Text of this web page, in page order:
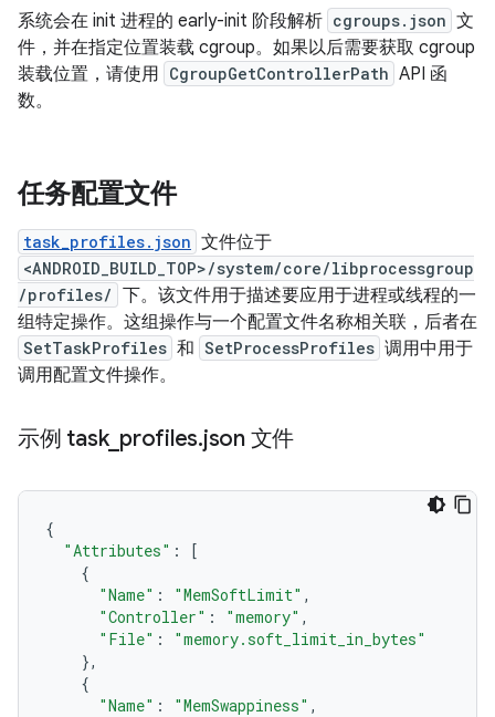
系统会在 init 进程的 early-init 阶段解析 cgroups.json 文
件，并在指定位置装载 cgroup。如果以后需要获取 cgroup
装载位置，请使用 CgroupGetControllerPath API 函
数。
任务配置文件
task_profiles.json 文件位于
<ANDROID_BUILD_TOP>/system/core/libprocessgroup
/profiles/ 下。该文件用于描述要应用于进程或线程的一
组特定操作。这组操作与一个配置文件名称相关联，后者在
SetTaskProfiles 和 SetProcessProfiles 调用中用于
调用配置文件操作。
示例 task_ profiles.json 文件
{
"Attributes" :
[
{
"Name" : "MemSoftLimit" ,
"Controller" : "memory" ,
"File" :
"memory.soft_limit_in_bytes"
},
{
"Name" : "MemSwappiness" ,